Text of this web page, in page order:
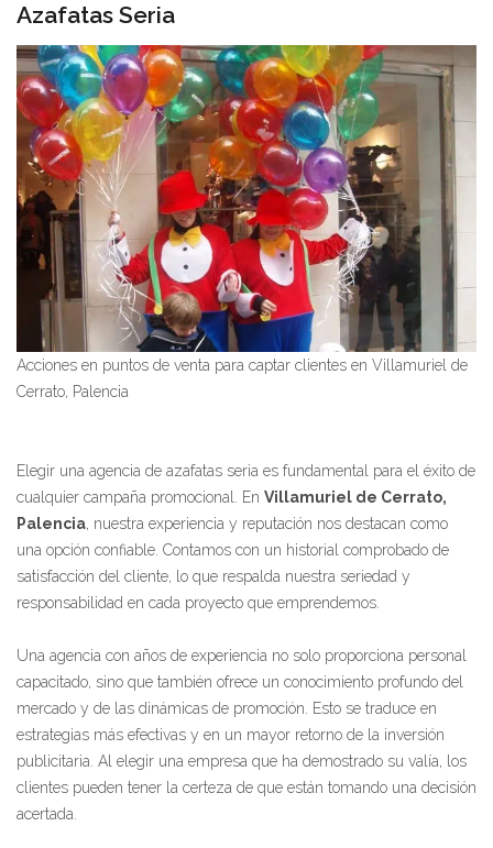
Azafatas Seria
Acciones en puntos de venta para captar clientes en Villamuriel de
Cerrato, Palencia
Elegir una agencia de azafatas seria es fundamental para el éxito de
cualquier campaña promocional. En Villamuriel de Cerrato,
Palencia , nuestra experiencia y reputación nos destacan como
una opción confiable. Contamos con un historial comprobado de
satisfacción del cliente, lo que respalda nuestra seriedad y
responsabilidad en cada proyecto que emprendemos.
Una agencia con años de experiencia no solo proporciona personal
capacitado, sino que también ofrece un conocimiento profundo del
mercado y de las dinámicas de promoción. Esto se traduce en
estrategias más efectivas y en un mayor retorno de la inversión
publicitaria. Al elegir una empresa que ha demostrado su valía, los
clientes pueden tener la certeza de que están tomando una decisión
acertada.